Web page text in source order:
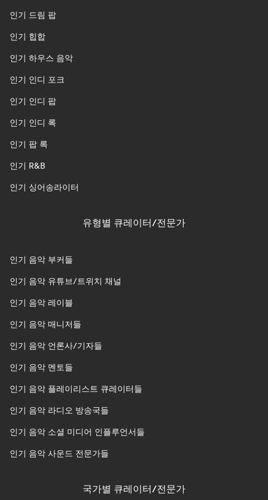
인기 드림 팝
인기 힙합
인기 하우스 음악
인기 인디 포크
인기 인디 팝
인기 인디 록
인기 팝 록
인기 R&B
인기 싱어송라이터
유형별 큐레이터/전문가
인기 음악 부커들
인기 음악 유튜브/트위치 채널
인기 음악 레이블
인기 음악 매니저들
인기 음악 언론사/기자들
인기 음악 멘토들
인기 음악 플레이리스트 큐레이터들
인기 음악 라디오 방송국들
인기 음악 소셜 미디어 인플루언서들
인기 음악 사운드 전문가들
국가별 큐레이터/전문가